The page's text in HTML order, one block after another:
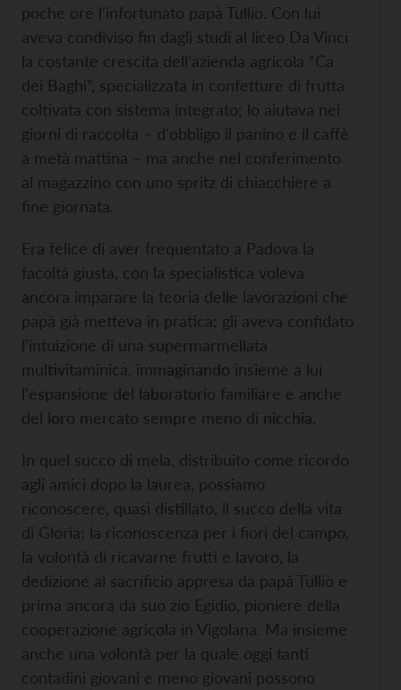
poche ore l'infortunato papà Tullio. Con lui
aveva condiviso fin dagli studi al liceo Da Vinci
la costante crescita dell'azienda agricola “Ca
dei Baghi”, specializzata in confetture di frutta
coltivata con sistema integrato; lo aiutava nei
giorni di raccolta – d'obbligo il panino e il caffè
a metà mattina – ma anche nel conferimento
al magazzino con uno spritz di chiacchiere a
fine giornata.
Era felice di aver frequentato a Padova la
facoltà giusta, con la specialistica voleva
ancora imparare la teoria delle lavorazioni che
papà già metteva in pratica; gli aveva confidato
l'intuizione di una supermarmellata
multivitaminica, immaginando insieme a lui
l'espansione del laboratorio familiare e anche
del loro mercato sempre meno di nicchia.
In quel succo di mela, distribuito come ricordo
agli amici dopo la laurea, possiamo
riconoscere, quasi distillato, il succo della vita
di Gloria: la riconoscenza per i fiori del campo,
la volontà di ricavarne frutti e lavoro, la
dedizione al sacrificio appresa da papà Tullio e
prima ancora da suo zio Egidio, pioniere della
cooperazione agricola in Vigolana. Ma insieme
anche una volontà per la quale oggi tanti
contadini giovani e meno giovani possono